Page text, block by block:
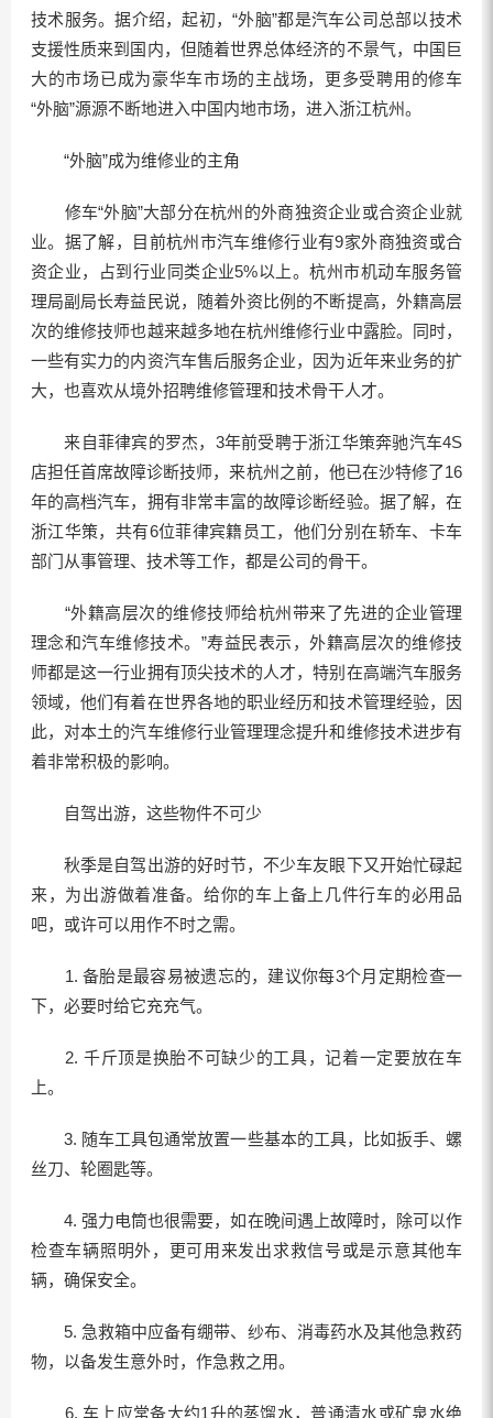
技术服务。据介绍，起初，“外脑”都是汽车公司总部以技术
支援性质来到国内，但随着世界总体经济的不景气，中国巨
大的市场已成为豪华车市场的主战场，更多受聘用的修车
“外脑”源源不断地进入中国内地市场，进入浙江杭州。
“外脑”成为维修业的主角
修车“外脑”大部分在杭州的外商独资企业或合资企业就
业。据了解，目前杭州市汽车维修行业有9家外商独资或合
资企业，占到行业同类企业5%以上。杭州市机动车服务管
理局副局长寿益民说，随着外资比例的不断提高，外籍高层
次的维修技师也越来越多地在杭州维修行业中露脸。同时，
一些有实力的内资汽车售后服务企业，因为近年来业务的扩
大，也喜欢从境外招聘维修管理和技术骨干人才。
来自菲律宾的罗杰，3年前受聘于浙江华策奔驰汽车4S
店担任首席故障诊断技师，来杭州之前，他已在沙特修了16
年的高档汽车，拥有非常丰富的故障诊断经验。据了解，在
浙江华策，共有6位菲律宾籍员工，他们分别在轿车、卡车
部门从事管理、技术等工作，都是公司的骨干。
“外籍高层次的维修技师给杭州带来了先进的企业管理
理念和汽车维修技术。”寿益民表示，外籍高层次的维修技
师都是这一行业拥有顶尖技术的人才，特别在高端汽车服务
领域，他们有着在世界各地的职业经历和技术管理经验，因
此，对本土的汽车维修行业管理理念提升和维修技术进步有
着非常积极的影响。
自驾出游，这些物件不可少
秋季是自驾出游的好时节，不少车友眼下又开始忙碌起
来，为出游做着准备。给你的车上备上几件行车的必用品
吧，或许可以用作不时之需。
1. 备胎是最容易被遗忘的，建议你每3个月定期检查一
下，必要时给它充充气。
2. 千斤顶是换胎不可缺少的工具，记着一定要放在车
上。
3. 随车工具包通常放置一些基本的工具，比如扳手、螺
丝刀、轮圈匙等。
4. 强力电筒也很需要，如在晚间遇上故障时，除可以作
检查车辆照明外，更可用来发出求救信号或是示意其他车
辆，确保安全。
5. 急救箱中应备有绷带、纱布、消毒药水及其他急救药
物，以备发生意外时，作急救之用。
6. 车上应常备大约1升的蒸馏水，普通清水或矿泉水绝